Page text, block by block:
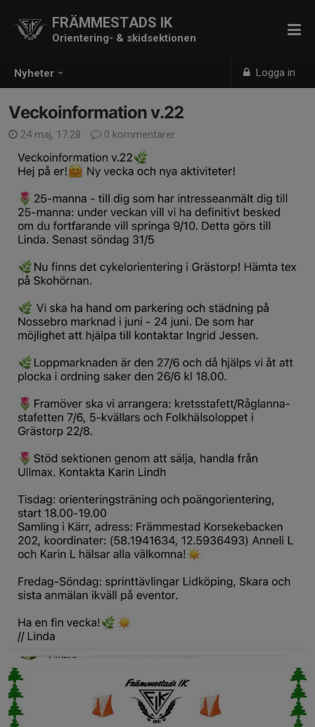
Nyheter Logga in
FRÄMMESTADS IK
Orientering- & skidsektionen
Veckoinformation v.22
24 maj, 17:28 0 kommentarer